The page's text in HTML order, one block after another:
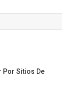
Por Sitios De